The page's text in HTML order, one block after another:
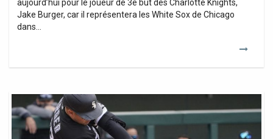
aujourd’hui pour le joueur de 3e but des Charlotte Knights,
Jake Burger, car il représentera les White Sox de Chicago
dans…
Jake
Burger
et
Yoelqui